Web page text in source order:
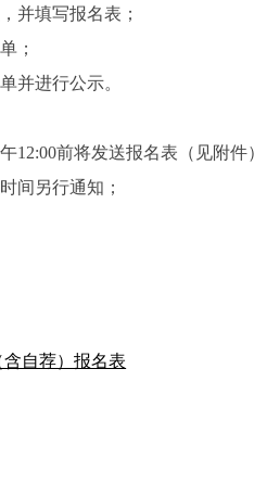
并填写报名表；
；
并进行公示。
前将发送报名表（见附件
间另行通知；
自荐）报名表